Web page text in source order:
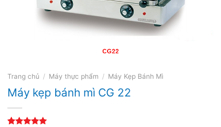
Trang chủ / Máy thực phẩm / Máy Kẹp Bánh Mì
Máy kẹp bánh mì CG 22